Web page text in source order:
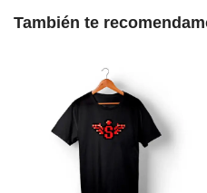
También te